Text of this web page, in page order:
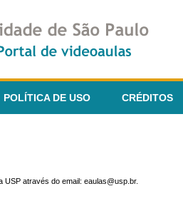
POLÍTICA DE USO CRÉDITOS
através do email: eaulas@usp.br.